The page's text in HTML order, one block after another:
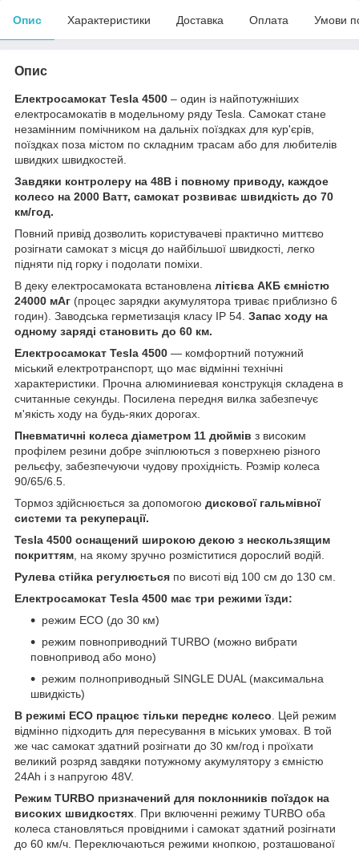
Опис Характеристики Доставка Оплата Умови
Опис
Електросамокат Tesla 4500 – один із найпотужніших
електросамокатів в модельному ряду Tesla. Самокат стане
незамінним помічником на дальніх поїздках для кур'єрів,
поїздках поза містом по складним трасам або для любителів
швидких швидкостей.
Завдяки контролеру на 48В і повному приводу, каждое
колесо на 2000 Ватт, самокат розвиває швидкість до 70
км/год.
Повний привід дозволить користувачеві практично миттєво
розігнати самокат з місця до найбільшої швидкості, легко
підняти під горку і подолати поміхи.
В деку електросамоката встановлена літієва АКБ ємністю
24000 мАг (процес зарядки акумулятора триває приблизно 6
годин). Заводська герметизація класу IP 54. Запас ходу на
одному заряді становить до 60 км.
Електросамокат Tesla 4500 — комфортний потужний
міський електротранспорт, що має відмінні технічні
характеристики. Прочна алюминиевая конструкція складена в
считанные секунды. Посилена передня вилка забезпечує
м'якість ходу на будь-яких дорогах.
Пневматичні колеса діаметром 11 дюймів з високим
профілем резини добре зчіплюються з поверхнею різного
рельєфу, забезпечуючи чудову прохідність. Розмір колеса
90/65/6.5.
Тормоз здійснюється за допомогою дискової гальмівної
системи та рекуперації.
Tesla 4500 оснащений широкою декою з нескользящим
покриттям , на якому зручно розміститися дорослий водій.
Рулева стійка регулюється по висоті від 100 см до 130 см.
Електросамокат Tesla 4500 має три режими їзди:
режим ЕСО (до 30 км)
режим повноприводний TURBO (можно вибрати
повнопривод або моно)
режим полноприводный SINGLE DUAL (максимальна
швидкість)
В режимі ECO працює тільки переднє колесо . Цей режим
відмінно підходить для пересування в міських умовах. В той
же час самокат здатний розігнати до 30 км/год і проїхати
великий розряд завдяки потужному акумулятору з ємністю
24Ah і з напругою 48V.
Режим TURBO призначений для поклонників поїздок на
високих швидкостях . При включенні режиму TURBO оба
колеса становляться провідними і самокат здатний розігнати
до 60 км/ч. Переключаються режими кнопкою, розташованої